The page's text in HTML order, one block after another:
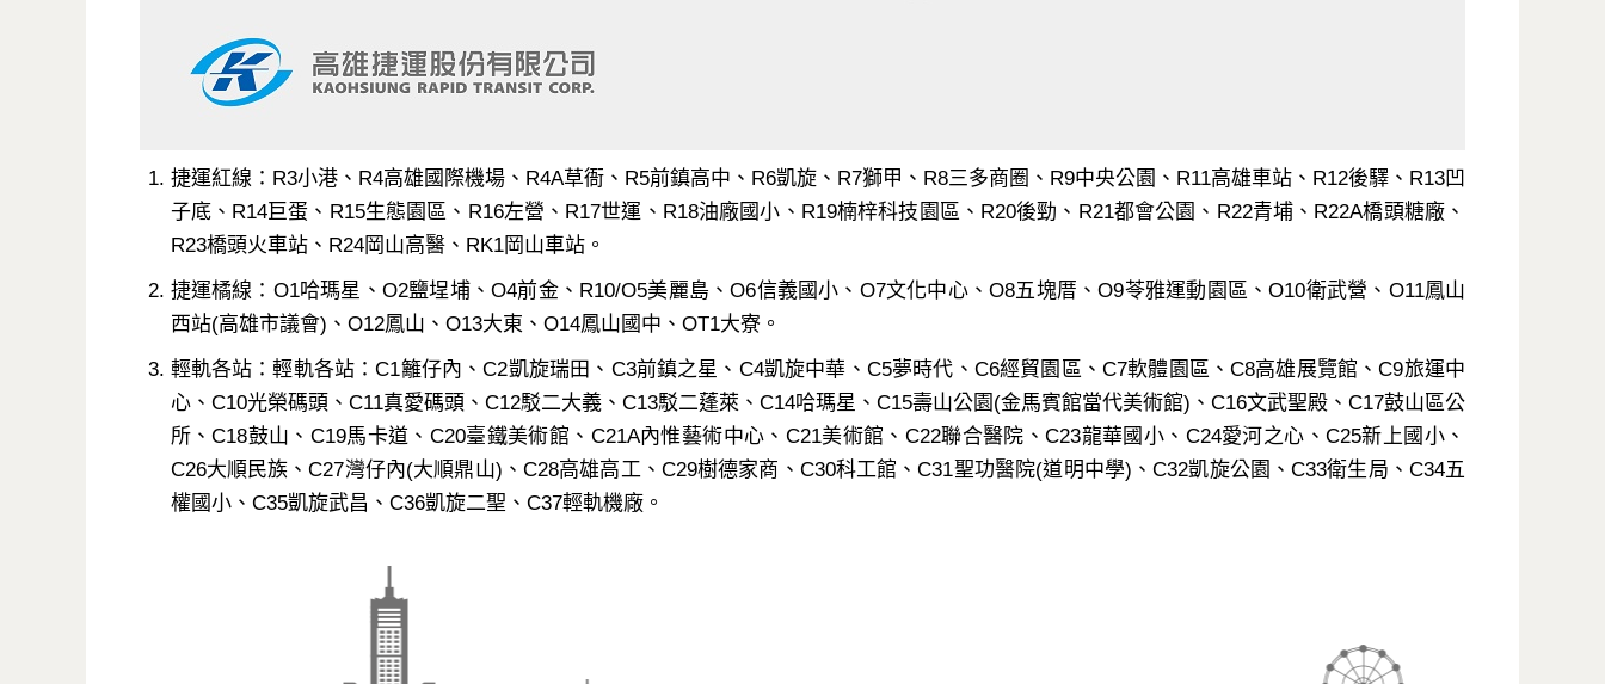
捷運紅線：R3小港、R4高雄國際機場、R4A草衙、R5前鎮高中、R6凱旋、R7獅甲、R8三多商圈、R9中央公園、R11高雄車站、R12後驛、R13凹
子底、R14巨蛋、R15生態園區、R16左營、R17世運、R18油廠國小、R19楠梓科技園區、R20後勁、R21都會公園、R22青埔、R22A橋頭糖廠、
R23橋頭火車站、R24岡山高醫、RK1岡山車站。
捷運橘線：O1哈瑪星、O2鹽埕埔、O4前金、R10/O5美麗島、O6信義國小、O7文化中心、O8五塊厝、O9苓雅運動園區、O10衛武營、O11鳳山
西站(高雄市議會)、O12鳳山、O13大東、O14鳳山國中、OT1大寮。
輕軌各站：輕軌各站：C1籬仔內、C2凱旋瑞田、C3前鎮之星、C4凱旋中華、C5夢時代、C6經貿園區、C7軟體園區、C8高雄展覽館、C9旅運中
心、C10光榮碼頭、C11真愛碼頭、C12駁二大義、C13駁二蓬萊、C14哈瑪星、C15壽山公園(金馬賓館當代美術館)、C16文武聖殿、C17鼓山區公
所、C18鼓山、C19馬卡道、C20臺鐵美術館、C21A內惟藝術中心、C21美術館、C22聯合醫院、C23龍華國小、C24愛河之心、C25新上國小、
C26大順民族、C27灣仔內(大順鼎山)、C28高雄高工、C29樹德家商、C30科工館、C31聖功醫院(道明中學)、C32凱旋公園、C33衛生局、C34五
權國小、C35凱旋武昌、C36凱旋二聖、C37輕軌機廠。